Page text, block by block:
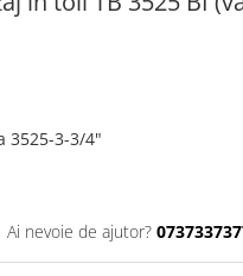
3525-3-3/4"
Ai nevoie de ajutor?